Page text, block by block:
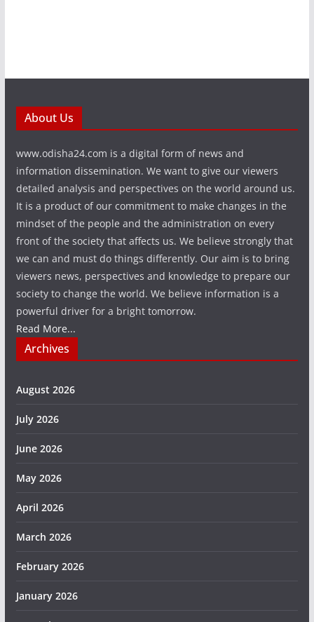
About Us
www.odisha24.com is a digital form of news and
information dissemination. We want to give our viewers
detailed analysis and perspectives on the world around us.
It is a product of our commitment to make changes in the
mindset of the people and the administration on every
front of the society that affects us. We believe strongly that
we can and must do things differently. Our aim is to bring
viewers news, perspectives and knowledge to prepare our
society to change the world. We believe information is a
powerful driver for a bright tomorrow.
Read More...
Archives
August 2026
July 2026
June 2026
May 2026
April 2026
March 2026
February 2026
January 2026